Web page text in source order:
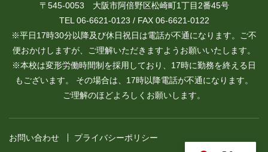
〒545-0053 大阪市阿倍野区松崎町1丁目2番45号
TEL 06-6621-0123 / FAX 06-6621-0122
※平日17時30分以降及び休日祝日は電話が不通になります。ご不
便おかけしますが、ご理解いただきますようお願いいたします。
※本校は変形労働時間制を採用しており、17時に勤務を終える日
もございます。 その場合は、17時以降電話が不通になります。
ご理解のほどよろしくお願いします。
お問い合わせ プライバシーポリシー